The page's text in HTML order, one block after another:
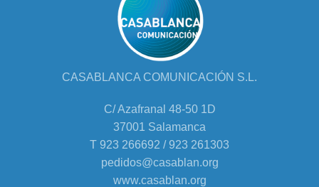
CASABLANCA COMUNICACIÓN S.L.
C/ Azafranal 48-50 1D
37001 Salamanca
T 923 266692 / 923 261303
pedidos@casablan.org
www.casablan.org